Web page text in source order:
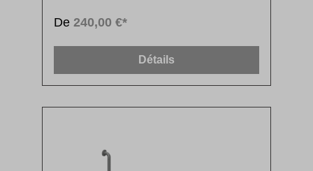
De 240,00 €*
Détails